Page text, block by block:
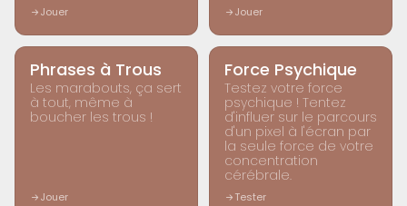
Jouer Jouer
Phrases à Trous
Les marabouts, ça sert
à tout, même à
boucher les trous !
Jouer
Force Psychique
Testez votre force
psychique ! Tentez
d'influer sur le parcours
d'un pixel à l'écran par
la seule force de votre
concentration
cérébrale.
Tester